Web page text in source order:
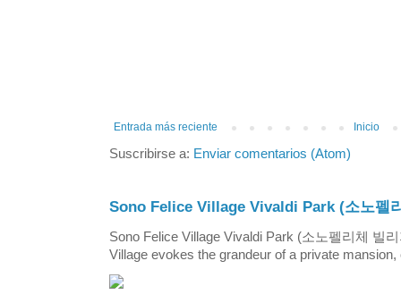
Entrada más reciente Inicio
Suscribirse a: Enviar comentarios (Atom)
Sono Felice Village Vivaldi Park (소노펠
Sono Felice Village Vivaldi Park (소노펠리체 빌
Village evokes the grandeur of a private